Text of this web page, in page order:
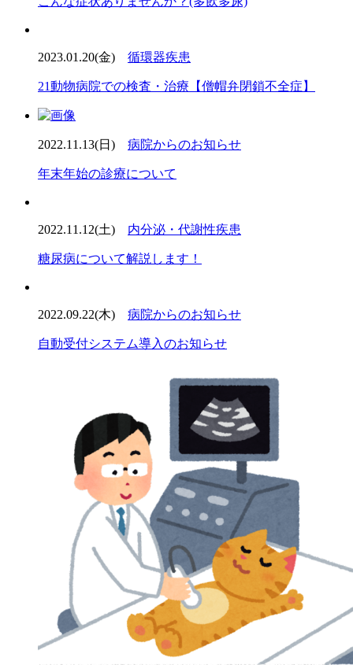
2023.01.20(金) 循環器疾患
21動物病院での検査・治療【僧帽弁閉鎖不全症】
2022.11.13(日) 病院からのお知らせ
年末年始の診療について
2022.11.12(土) 内分泌・代謝性疾患
糖尿病について解説します！
2022.09.22(木) 病院からのお知らせ
自動受付システム導入のお知らせ